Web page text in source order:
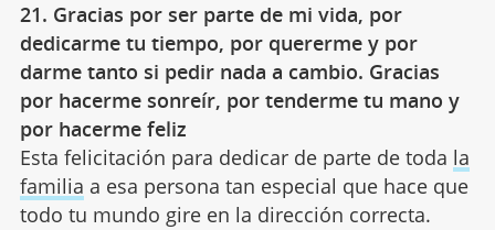
21. Gracias por ser parte de mi vida, por
dedicarme tu tiempo, por quererme y por
darme tanto si pedir nada a cambio. Gracias
por hacerme sonreír, por tenderme tu mano y
por hacerme feliz
Esta felicitación para dedicar de parte de toda la
familia a esa persona tan especial que hace que
todo tu mundo gire en la dirección correcta.